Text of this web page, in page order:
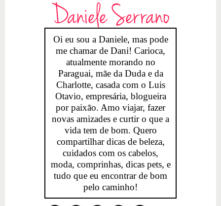
Daniele Serrano
Oi eu sou a Daniele, mas pode
me chamar de Dani! Carioca,
atualmente morando no
Paraguai, mãe da Duda e da
Charlotte, casada com o Luis
Otavio, empresária, blogueira
por paixão. Amo viajar, fazer
novas amizades e curtir o que a
vida tem de bom. Quero
compartilhar dicas de beleza,
cuidados com os cabelos,
moda, comprinhas, dicas pets, e
tudo que eu encontrar de bom
pelo caminho!